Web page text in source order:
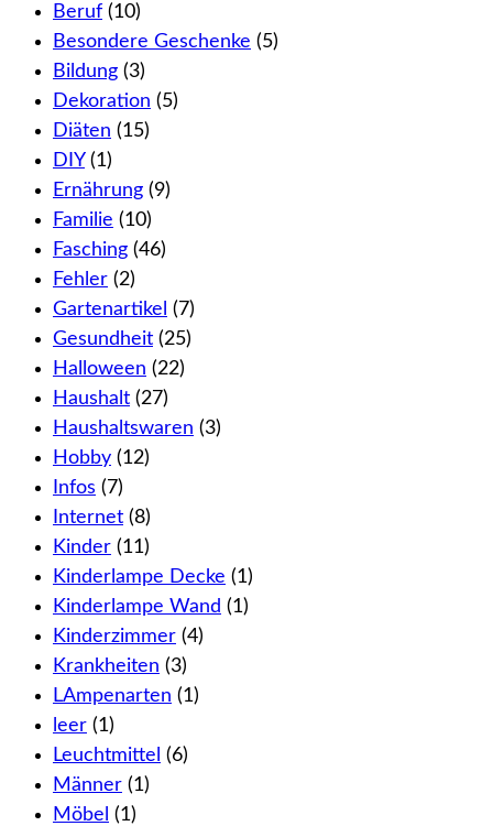
Beruf (10)
Besondere Geschenke (5)
Bildung (3)
Dekoration (5)
Diäten (15)
DIY(1)
Ernährung (9)
Familie (10)
Fasching (46)
Fehler (2)
Gartenartikel (7)
Gesundheit (25)
Halloween (22)
Haushalt (27)
Haushaltswaren (3)
Hobby (12)
Infos (7)
Internet (8)
Kinder (11)
Kinderlampe Decke (1)
Kinderlampe Wand (1)
Kinderzimmer (4)
Krankheiten (3)
LAmpenarten (1)
leer (1)
Leuchtmittel (6)
Männer (1)
Möbel (1)